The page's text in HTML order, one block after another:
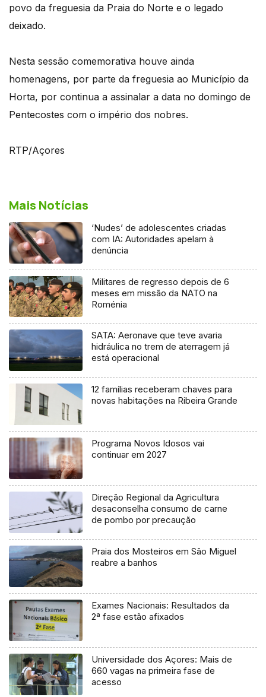
povo da freguesia da Praia do Norte e o legado
deixado.
Nesta sessão comemorativa houve ainda
homenagens, por parte da freguesia ao Município da
Horta, por continua a assinalar a data no domingo de
Pentecostes com o império dos nobres.
RTP/Açores
Mais Notícias
‘Nudes’ de adolescentes criadas
com IA: Autoridades apelam à
denúncia
Militares de regresso depois de 6
meses em missão da NATO na
Roménia
SATA: Aeronave que teve avaria
hidráulica no trem de aterragem já
está operacional
12 famílias receberam chaves para
novas habitações na Ribeira Grande
Programa Novos Idosos vai
continuar em 2027
Direção Regional da Agricultura
desaconselha consumo de carne
de pombo por precaução
Praia dos Mosteiros em São Miguel
reabre a banhos
Exames Nacionais: Resultados da
2ª fase estão afixados
Universidade dos Açores: Mais de
660 vagas na primeira fase de
acesso